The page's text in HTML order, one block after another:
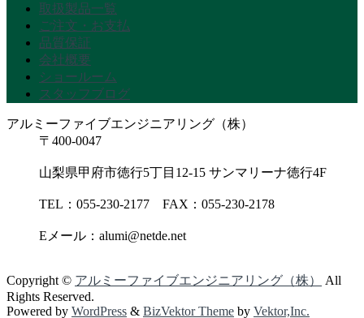
取扱製品一覧
ご注文・お支払
品質保証
会社概要
ショールーム
スタッフブログ
アルミーファイブエンジニアリング（株）
〒400-0047
山梨県甲府市徳行5丁目12-15 サンマリーナ徳行4F
TEL：055-230-2177 FAX：055-230-2178
Eメール：alumi@netde.net
Copyright © アルミーファイブエンジニアリング（株）
All
Rights Reserved.
Powered by WordPress & BizVektor Theme by Vektor,Inc.